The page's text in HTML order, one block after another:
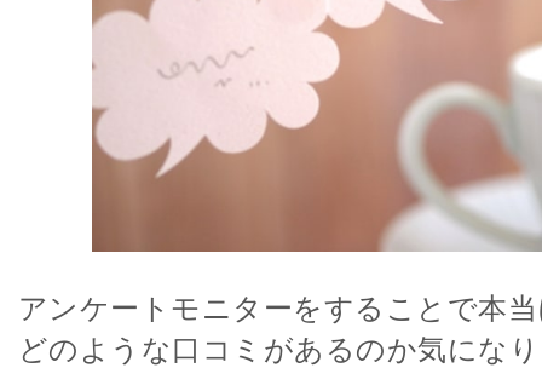
アンケートモニターをすることで本
どのような口コミがあるのか気にな